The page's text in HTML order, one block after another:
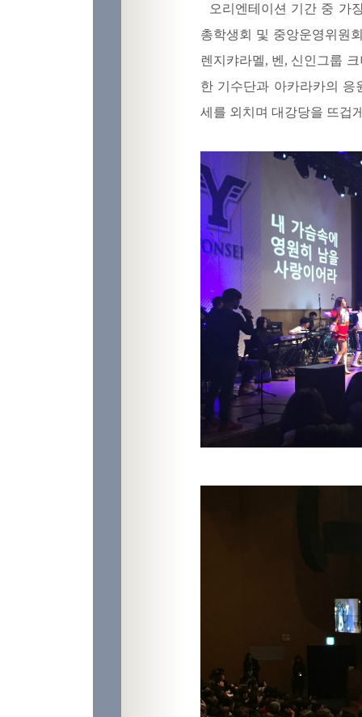
오리엔테이션 기간 중 가
총학생회 및 중앙운영위원
렌지캬라멜, 벤, 신인그룹
한 기수단과 아카라카의 응
세를 외치며 대강당을 뜨겁